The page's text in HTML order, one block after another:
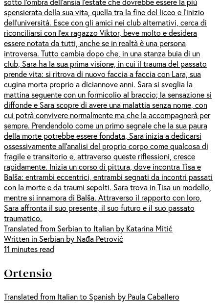
spensierata della sua vita, quella tra la fine del liceo e l’inizio
dell’università. Esce con gli amici nei club alternativi, cerca di
riconciliarsi con l’ex ragazzo Viktor, beve molto e desidera
essere notata da tutti, anche se in realtà è una persona
introversa. Tutto cambia dopo che, in una stanza buia di un
club, Sara ha la sua prima visione, in cui il trauma del passato
prende vita: si ritrova di nuovo faccia a faccia con Lara, sua
cugina morta proprio a diciannove anni. Sara si sveglia la
mattina seguente con un formicolio al braccio; la sensazione si
diffonde e Sara scopre di avere una malattia senza nome, con
cui potrà convivere normalmente ma che la accompagnerà per
sempre. Prendendolo come un primo segnale che la sua paura
della morte potrebbe essere fondata, Sara inizia a dedicarsi
ossessivamente all’analisi del proprio corpo come qualcosa di
fragile e transitorio e, attraverso queste riflessioni, cresce
rapidamente. Inizia un corso di pittura, dove incontra Tisa e
Balša: entrambi eccentrici, entrambi segnati da incontri passati
con la morte e da traumi sepolti. Sara trova in Tisa un modello,
mentre si innamora di Balša. Attraverso il rapporto con loro,
Sara affronta il suo presente, il suo futuro e il suo passato
traumatico.
Translated from Serbian to Italian by Katarina Mitić
Written in Serbian by Nađa Petrović
11 minutes read
Ortensio
Translated from Italian to Spanish by Paula Caballero